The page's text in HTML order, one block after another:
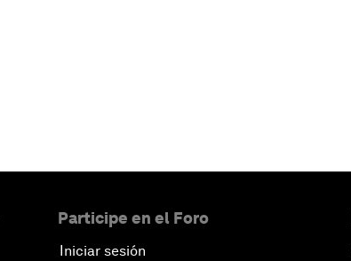
Participe en el Foro
Iniciar sesión